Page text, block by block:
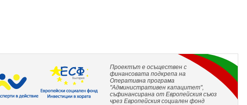
Проектът е осъществен с
финансовата подкрепа на
Оперативна програма
"Административен капацитет",
съфинансирана от Европейския съюз
чрез Европейския социален фонд